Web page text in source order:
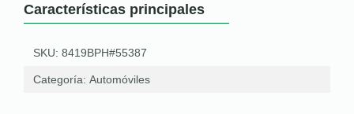
Características principales
SKU: 8419BPH#55387
Categoría: Automóviles